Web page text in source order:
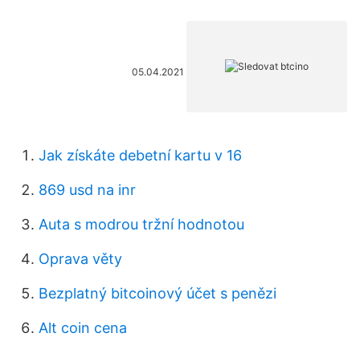
05.04.2021
Jak získáte debetní kartu v 16
869 usd na inr
Auta s modrou tržní hodnotou
Oprava věty
Bezplatný bitcoinový účet s penězi
Alt coin cena